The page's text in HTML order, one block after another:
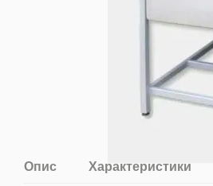
Опис Характеристики